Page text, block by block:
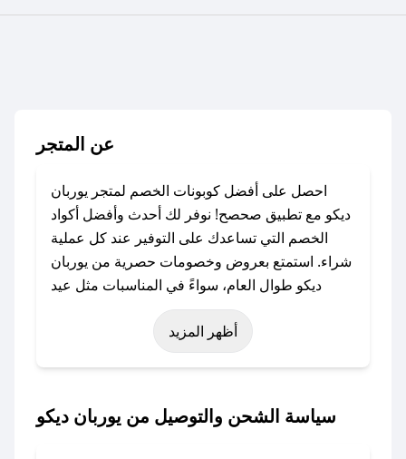
عن المتجر
احصل على أفضل كوبونات الخصم لمتجر يوربان
ديكو مع تطبيق صحصح! نوفر لك أحدث وأفضل أكواد
الخصم التي تساعدك على التوفير عند كل عملية
شراء. استمتع بعروض وخصومات حصرية من يوربان
ديكو طوال العام، سواءً في المناسبات مثل عيد
الفطر، عيد الأضحى، الجمعة البيضاء (شهر نوفمبر)،
رمضان، اليوم الوطني، يوم التأسيس، أو حتى عروض
باستخدام تطبيق صحصح، يمكنك العثور بسهولة على
أظهر المزيد
سياسة الشحن والتوصيل من يوربان ديكو